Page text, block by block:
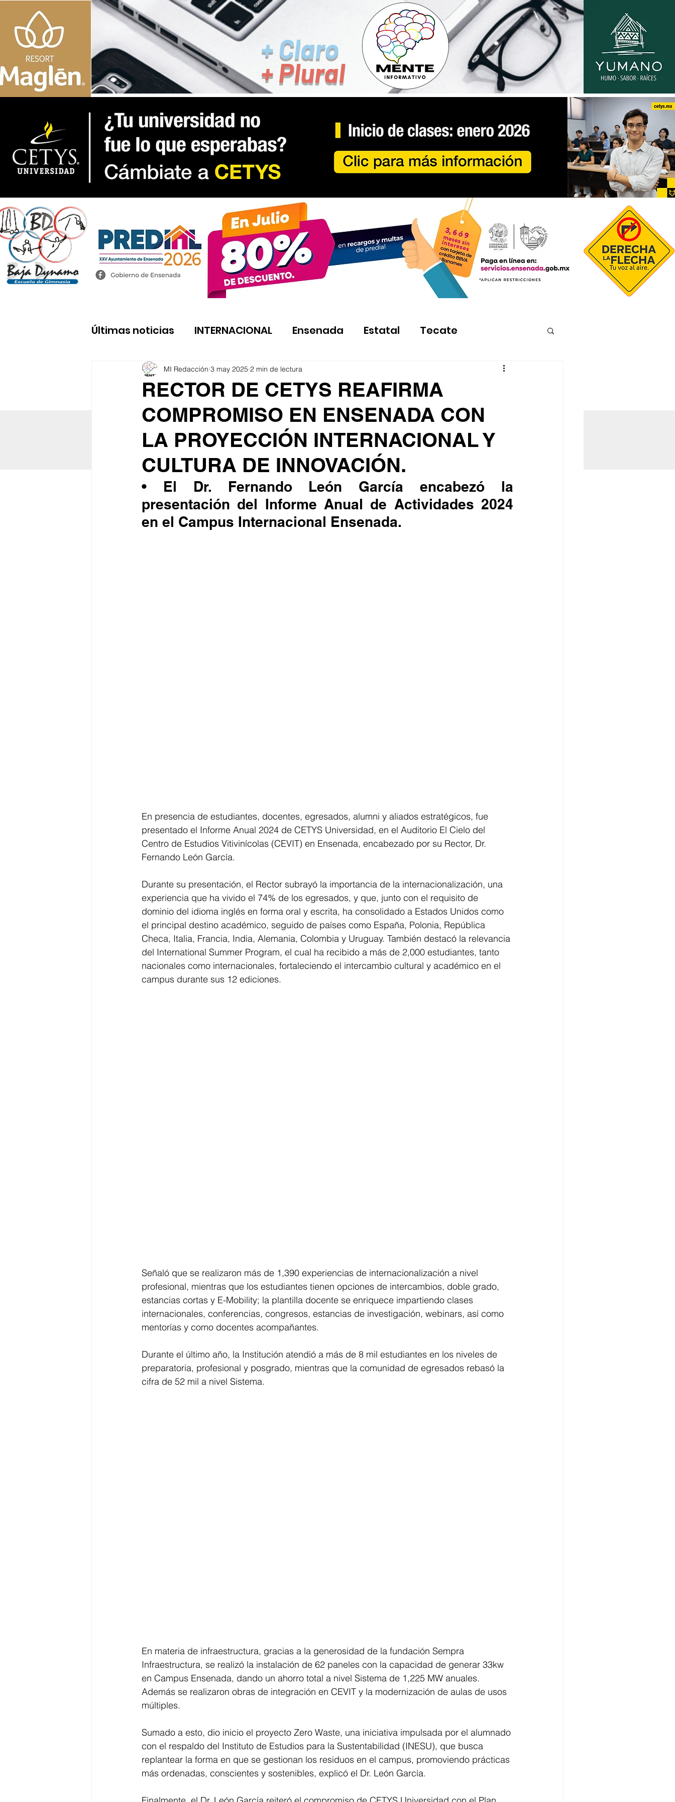
+ Claro
+ Plural
Últimas noticias INTERNACIONAL Ensenada Estatal Tecate
RECTOR DE CETYS REAFIRMA
COMPROMISO EN ENSENADA CON
LA PROYECCIÓN INTERNACIONAL Y
CULTURA DE INNOVACIÓN.
MI Redacción 3 may 2025 2 min de lectura
• El Dr. Fernando León García encabezó la
presentación del Informe Anual de Actividades 2024
en el Campus Internacional Ensenada.
En presencia de estudiantes, docentes, egresados, alumni y aliados estratégicos, fue
presentado el Informe Anual 2024 de CETYS Universidad, en el Auditorio El Cielo del
Centro de Estudios Vitivinícolas (CEVIT) en Ensenada, encabezado por su Rector, Dr.
Fernando León García.
Durante su presentación, el Rector subrayó la importancia de la internacionalización, una
experiencia que ha vivido el 74% de los egresados, y que, junto con el requisito de
dominio del idioma inglés en forma oral y escrita, ha consolidado a Estados Unidos como
el principal destino académico, seguido de países como España, Polonia, República
Checa, Italia, Francia, India, Alemania, Colombia y Uruguay. También destacó la relevancia
del International Summer Program, el cual ha recibido a más de 2,000 estudiantes, tanto
nacionales como internacionales, fortaleciendo el intercambio cultural y académico en el
campus durante sus 12 ediciones.
Señaló que se realizaron más de 1,390 experiencias de internacionalización a nivel
profesional, mientras que los estudiantes tienen opciones de intercambios, doble grado,
estancias cortas y E-Mobility; la plantilla docente se enriquece impartiendo clases
internacionales, conferencias, congresos, estancias de investigación, webinars, así como
mentorías y como docentes acompañantes.
Durante el último año, la Institución atendió a más de 8 mil estudiantes en los niveles de
preparatoria, profesional y posgrado, mientras que la comunidad de egresados rebasó la
cifra de 52 mil a nivel Sistema.
En materia de infraestructura, gracias a la generosidad de la fundación Sempra
Infraestructura, se realizó la instalación de 62 paneles con la capacidad de generar 33kw
en Campus Ensenada, dando un ahorro total a nivel Sistema de 1,225 MW anuales.
Además se realizaron obras de integración en CEVIT y la modernización de aulas de usos
múltiples.
Sumado a esto, dio inicio el proyecto Zero Waste, una iniciativa impulsada por el alumnado
con el respaldo del Instituto de Estudios para la Sustentabilidad (INESU), que busca
replantear la forma en que se gestionan los residuos en el campus, promoviendo prácticas
más ordenadas, conscientes y sostenibles, explicó el Dr. León García.